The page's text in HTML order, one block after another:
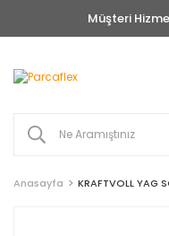
Müşteri
Anasayfa KRAFTVOLL YAG